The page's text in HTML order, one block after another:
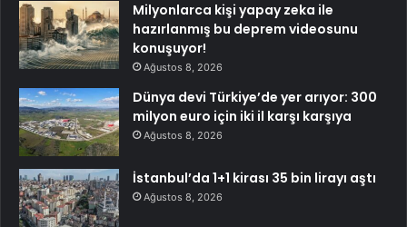
Milyonlarca kişi yapay zeka ile
hazırlanmış bu deprem videosunu
konuşuyor!
Ağustos 8, 2026
Dünya devi Türkiye’de yer arıyor: 300
milyon euro için iki il karşı karşıya
Ağustos 8, 2026
İstanbul’da 1+1 kirası 35 bin lirayı aştı
Ağustos 8, 2026